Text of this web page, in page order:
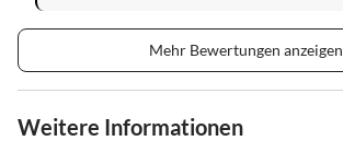
Mehr Bewertungen anzeigen
Weitere Informationen